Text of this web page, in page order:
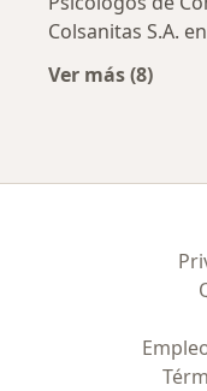
Colsanitas S.A.
Ver más (8)